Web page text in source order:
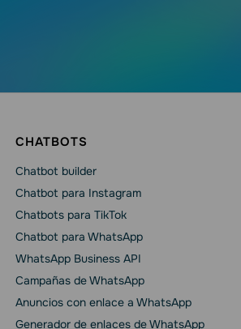
CHATBOTS
Chatbot builder
Chatbot para Instagram
Chatbots para TikTok
Chatbot para WhatsApp
WhatsApp Business API
Campañas de WhatsApp
Anuncios con enlace a WhatsApp
Generador de enlaces de WhatsApp